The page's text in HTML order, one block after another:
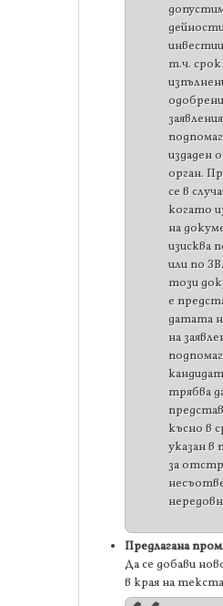
т.ч. срок
издаден
орган.
се в
когато
на
изисква
или по
този
е
датата
на
трябва
късно в
указан в
за
Предлагана
Да се добави
в края на